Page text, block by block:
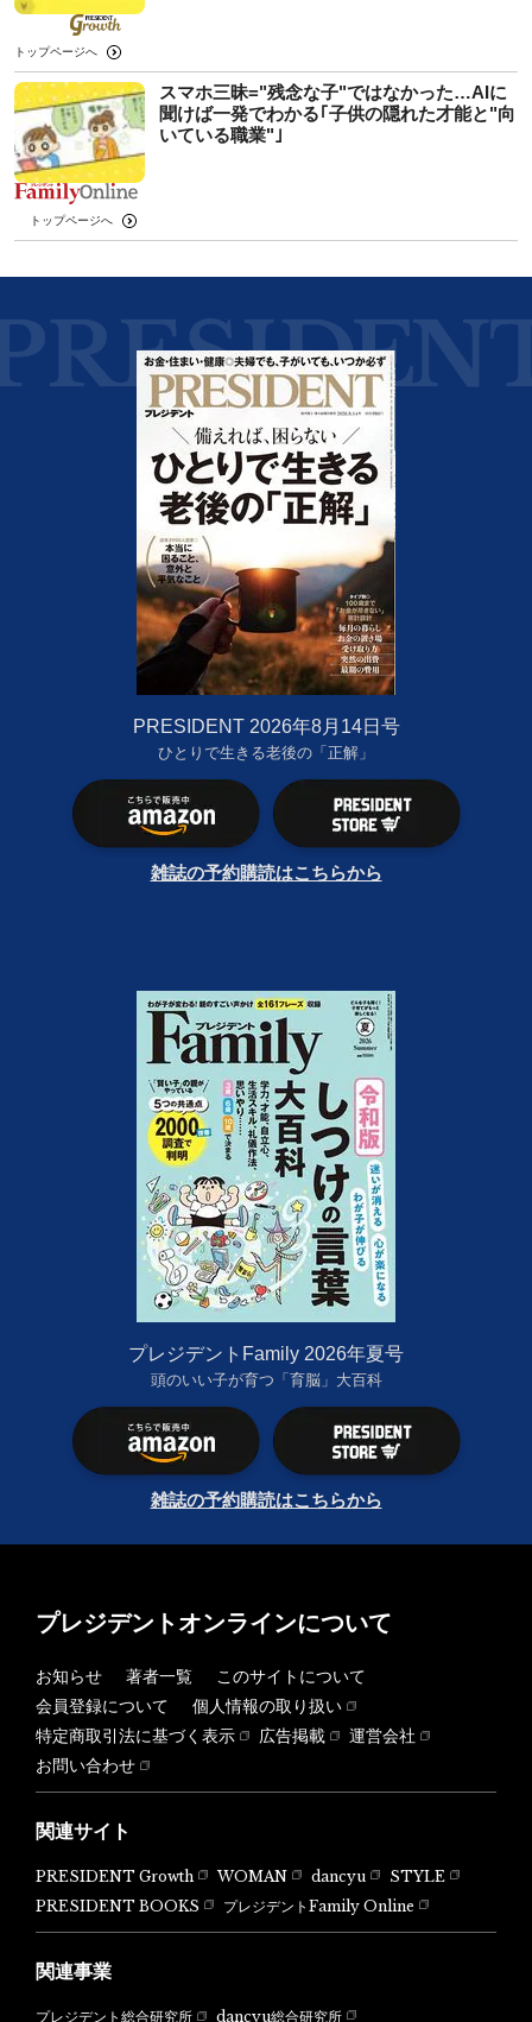
トップページへ
スマホ三昧="残念な子"ではなかった…AIに
聞けば一発でわかる｢子供の隠れた才能と"向
いている職業"｣
トップページへ
PRESIDENT 2026年8月14日号
ひとりで生きる老後の「正解」
雑誌の予約購読はこちらから
プレジデントFamily 2026年夏号
頭のいい子が育つ「育脳」大百科
雑誌の予約購読はこちらから
プレジデントオンラインについて
お知らせ 著者一覧
このサイトについて
会員登録について
個人情報の取り扱い
特定商取引法に基づく表示
広告掲載
運営会社
お問い合わせ
関連サイト
PRESIDENT Growth WOMAN dancyu
STYLE
PRESIDENT BOOKS
プレジデントFamily Online
関連事業
プレジデント総合研究所 dancyu総合研究所